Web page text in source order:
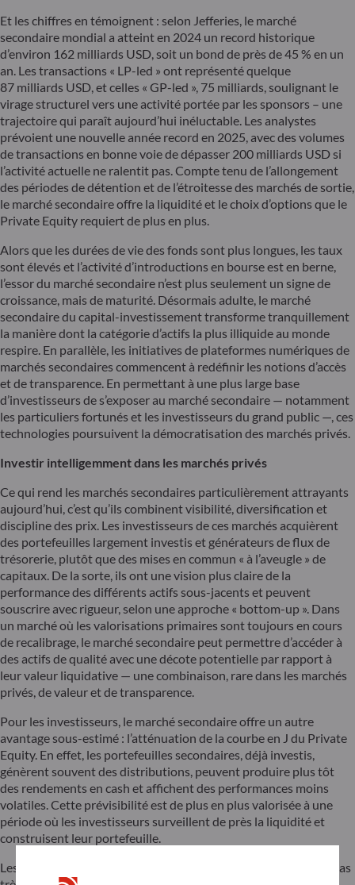
Et les chiffres en témoignent : selon Jefferies, le marché
secondaire mondial a atteint en 2024 un record historique
d’environ 162 milliards USD, soit un bond de près de 45 % en un
an. Les transactions « LP-led » ont représenté quelque
87 milliards USD, et celles « GP-led », 75 milliards, soulignant le
virage structurel vers une activité portée par les sponsors – une
trajectoire qui paraît aujourd’hui inéluctable. Les analystes
prévoient une nouvelle année record en 2025, avec des volumes
de transactions en bonne voie de dépasser 200 milliards USD si
l’activité actuelle ne ralentit pas. Compte tenu de l’allongement
des périodes de détention et de l’étroitesse des marchés de sortie,
le marché secondaire offre la liquidité et le choix d’options que le
Private Equity requiert de plus en plus.
Alors que les durées de vie des fonds sont plus longues, les taux
sont élevés et l’activité d’introductions en bourse est en berne,
l’essor du marché secondaire n’est plus seulement un signe de
croissance, mais de maturité. Désormais adulte, le marché
secondaire du capital-investissement transforme tranquillement
la manière dont la catégorie d’actifs la plus illiquide au monde
respire. En parallèle, les initiatives de plateformes numériques de
marchés secondaires commencent à redéfinir les notions d’accès
et de transparence. En permettant à une plus large base
d’investisseurs de s’exposer au marché secondaire — notamment
les particuliers fortunés et les investisseurs du grand public —, ces
technologies poursuivent la démocratisation des marchés privés.
Investir intelligemment dans les marchés privés
Ce qui rend les marchés secondaires particulièrement attrayants
aujourd’hui, c’est qu’ils combinent visibilité, diversification et
discipline des prix. Les investisseurs de ces marchés acquièrent
des portefeuilles largement investis et générateurs de flux de
trésorerie, plutôt que des mises en commun « à l’aveugle » de
capitaux. De la sorte, ils ont une vision plus claire de la
performance des différents actifs sous-jacents et peuvent
souscrire avec rigueur, selon une approche « bottom-up ». Dans
un marché où les valorisations primaires sont toujours en cours
de recalibrage, le marché secondaire peut permettre d’accéder à
des actifs de qualité avec une décote potentielle par rapport à
leur valeur liquidative — une combinaison, rare dans les marchés
privés, de valeur et de transparence.
Pour les investisseurs, le marché secondaire offre un autre
avantage sous-estimé : l’atténuation de la courbe en J du Private
Equity. En effet, les portefeuilles secondaires, déjà investis,
génèrent souvent des distributions, peuvent produire plus tôt
des rendements en cash et affichent des performances moins
volatiles. Cette prévisibilité est de plus en plus valorisée à une
période où les investisseurs surveillent de près la liquidité et
construisent leur portefeuille.
Les critiques objectent parfois que le marché secondaire n’est pas